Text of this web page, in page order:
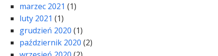
marzec 2021 (1)
luty 2021 (1)
grudzień 2020 (1)
październik 2020 (2)